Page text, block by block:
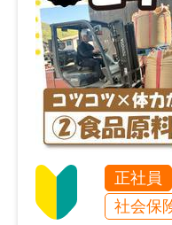
特記事項
・受動喫煙防
・試用期間：3
・試用期間中
・雇用期間の
・定年制：あ
・再雇用制度
・固定残業代
正社員
社会保